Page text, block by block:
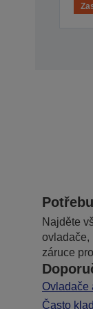
Najděte
ovladače,
záruce
Ovladače
Často